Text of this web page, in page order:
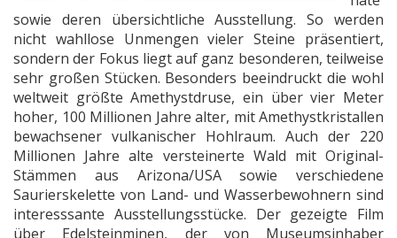
sowie deren übersichtliche Ausstellung. So werden
nicht wahllose Unmengen vieler Steine präsentiert,
sondern der Fokus liegt auf ganz besonderen, teilweise
sehr großen Stücken. Besonders beeindruckt die wohl
weltweit größte Amethystdruse, ein über vier Meter
hoher, 100 Millionen Jahre alter, mit Amethystkristallen
bewachsener vulkanischer Hohlraum. Auch der 220
Millionen Jahre alte versteinerte Wald mit Original-
Stämmen aus Arizona/USA sowie verschiedene
Saurierskelette von Land- und Wasserbewohnern sind
interesssante Ausstellungsstücke. Der gezeigte Film
über Edelsteinminen, der von Museumsinhaber